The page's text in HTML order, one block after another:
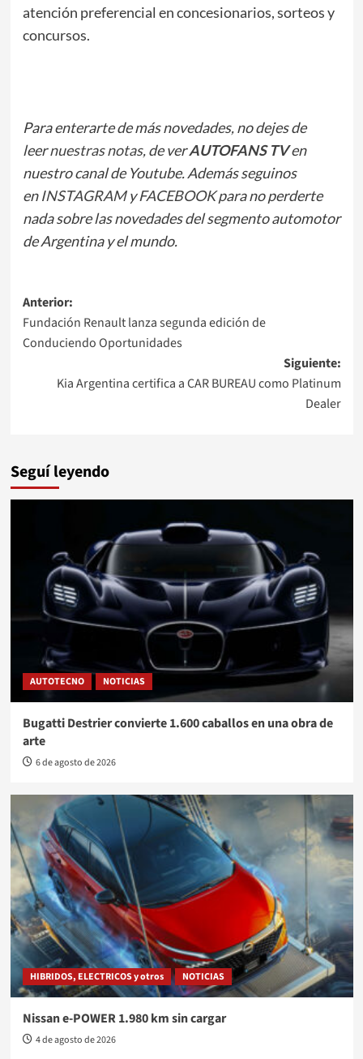
atención preferencial en concesionarios, sorteos y
concursos.
Para enterarte de más novedades, no dejes de
leernuestras notas, de ver AUTOFANS TVen
nuestro canal de Youtube. Además seguinos
enINSTAGRAMyFACEBOOKpara no perderte
nada sobre las novedades del segmento automotor
de Argentina y el mundo.
Navegación
de
entradas
Anterior:
Fundación Renault lanza segunda edición de
Conduciendo Oportunidades
Siguiente:
Kia Argentina certifica a CAR BUREAU como Platinum
Dealer
Seguí leyendo
AUTOTECNO NOTICIAS
Bugatti Destrier convierte 1.600 caballos en una obra de
arte
6 de agosto de 2026
HIBRIDOS, ELECTRICOS y otros NOTICIAS
Nissan e-POWER 1.980 km sin cargar
4 de agosto de 2026